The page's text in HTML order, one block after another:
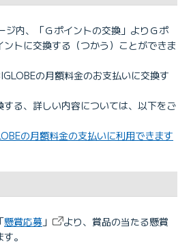
ジ内、「Ｇポイントの交換」よりＧポ
トに交換する（つかう）ことができま
の月額料金のお支払いに交換す
る、詳しい内容については、以下をご
の月額料金の支払いに利用できます
懸賞応募 」
より、賞品の当たる懸賞
。